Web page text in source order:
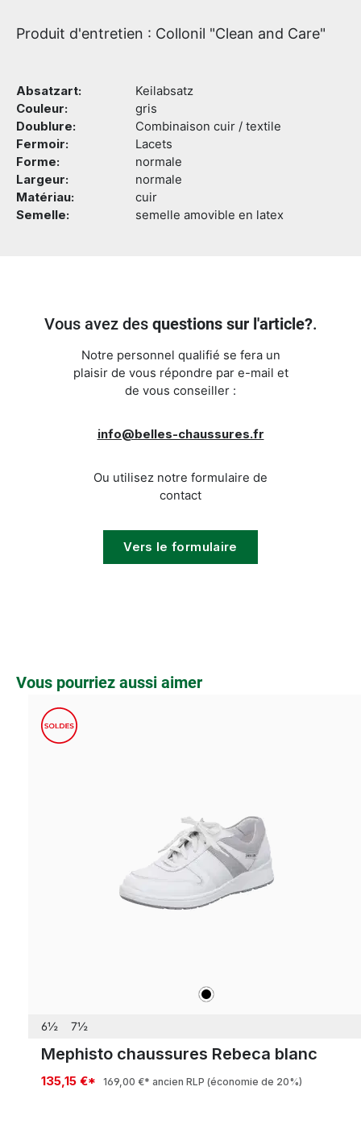
Produit d'entretien : Collonil "Clean and Care"
Absatzart:
Keilabsatz
Couleur:
gris
Doublure:
Combinaison cuir / textile
Fermoir:
Lacets
Forme:
normale
Largeur:
normale
Matériau:
cuir
Semelle:
semelle amovible en latex
Vous avez des questions sur l'article?.
Notre personnel qualifié se fera un
plaisir de vous répondre par e-mail et
de vous conseiller :
info@belles-chaussures.fr
Ou utilisez notre formulaire de
contact
Vers le formulaire
Ignorer la galerie de produits
Vous pourriez aussi aimer
noir
6½ 7½
Mephisto chaussures Rebeca blanc
135,15 €* 169,00 €* ancien RLP (économie de 20%)